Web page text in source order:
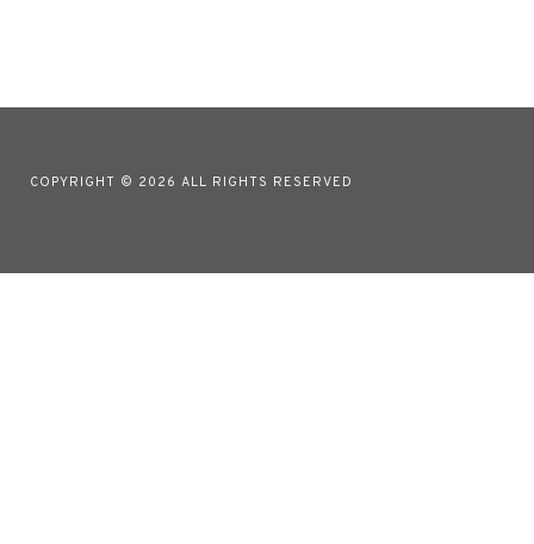
COPYRIGHT © 2026 ALL RIGHTS RESERVED